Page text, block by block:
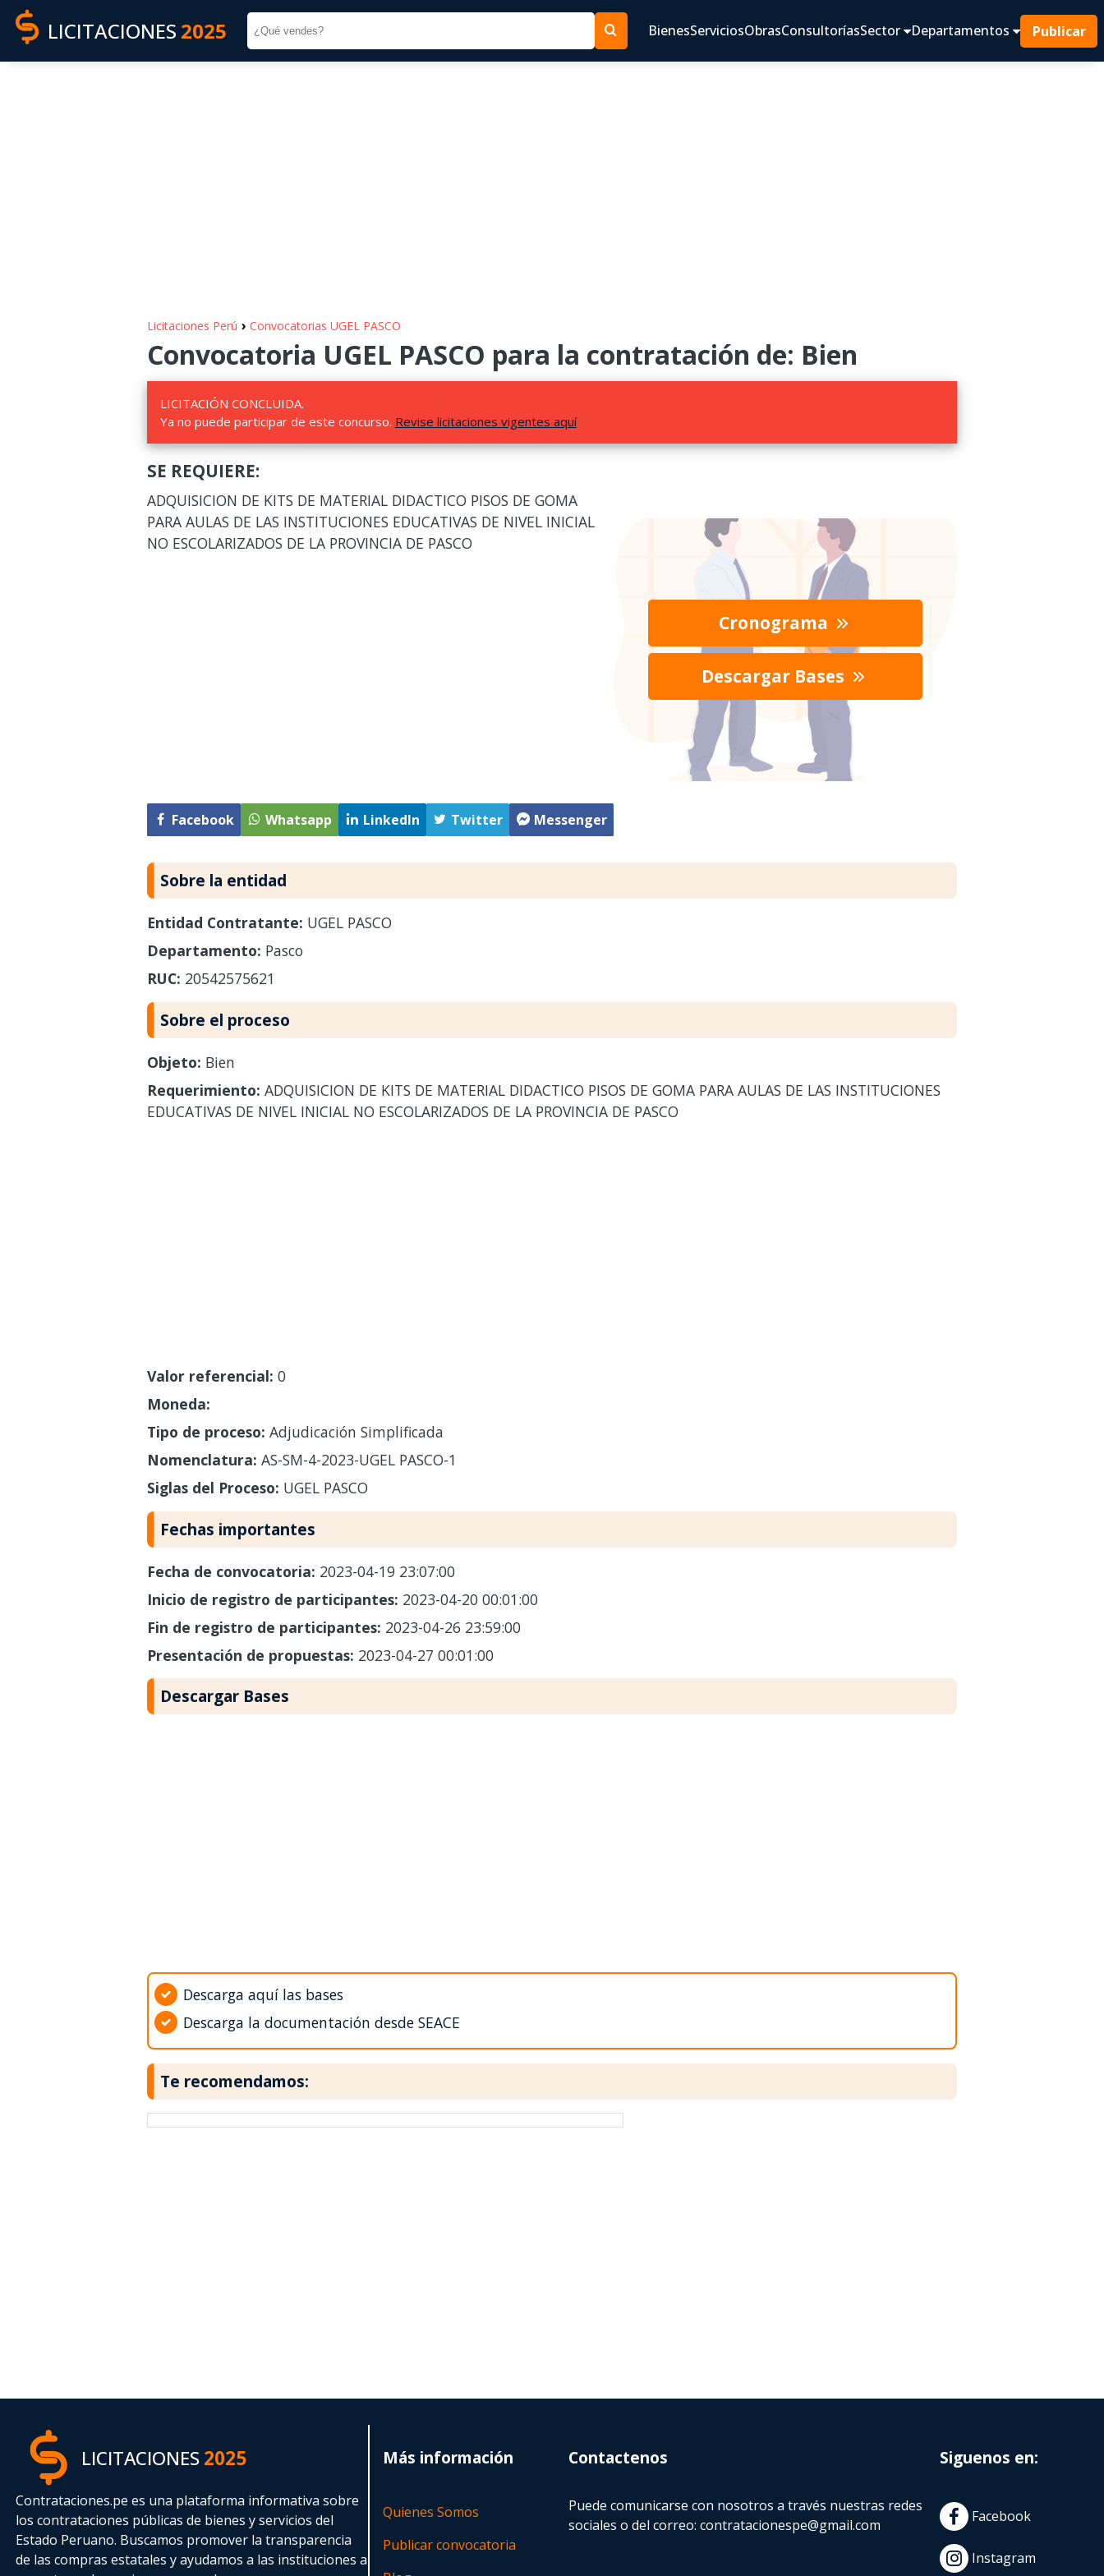
LICITACIONES 2025 BienesServiciosObrasConsultoríasSector Departamentos Publicar
Licitaciones Perú › Convocatorias UGEL PASCO
Convocatoria UGEL PASCO para la contratación de: Bien
LICITACIÓN CONCLUIDA.
Ya no puede participar de este concurso. Revise licitaciones vigentes aquí
SE REQUIERE:
ADQUISICION DE KITS DE MATERIAL DIDACTICO PISOS DE GOMA
PARA AULAS DE LAS INSTITUCIONES EDUCATIVAS DE NIVEL INICIAL
NO ESCOLARIZADOS DE LA PROVINCIA DE PASCO
Facebook Whatsapp LinkedIn Twitter Messenger
Cronograma
Descargar Bases
Sobre la entidad
Entidad Contratante: UGEL PASCO
Departamento: Pasco
RUC: 20542575621
Sobre el proceso
Objeto: Bien
Requerimiento: ADQUISICION DE KITS DE MATERIAL DIDACTICO PISOS DE GOMA PARA AULAS DE LAS INSTITUCIONES
EDUCATIVAS DE NIVEL INICIAL NO ESCOLARIZADOS DE LA PROVINCIA DE PASCO
Valor referencial: 0
Moneda:
Tipo de proceso: Adjudicación Simplificada
Nomenclatura: AS-SM-4-2023-UGEL PASCO-1
Siglas del Proceso: UGEL PASCO
Fechas importantes
Fecha de convocatoria: 2023-04-19 23:07:00
Inicio de registro de participantes: 2023-04-20 00:01:00
Fin de registro de participantes: 2023-04-26 23:59:00
Presentación de propuestas: 2023-04-27 00:01:00
Descargar Bases
Descarga aquí las bases
Descarga la documentación desde SEACE
Te recomendamos:
LICITACIONES2025
Contrataciones.pe es una plataforma informativa sobre
los contrataciones públicas de bienes y servicios del
Estado Peruano. Buscamos promover la transparencia
de las compras estatalesy ayudamos a las instituciones a
Más información
Quienes Somos
Publicar convocatoria
Contactenos
Puede comunicarse con nosotros a través nuestras redes
sociales o del correo:contratacionespe@gmail.com
Siguenos en:
Facebook
Instagram